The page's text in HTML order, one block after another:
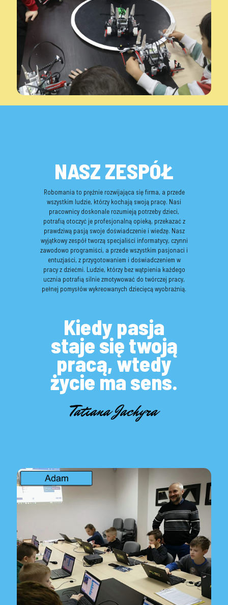
NASZ ZESPÓŁ
Robomania to prężnie rozwijająca się firma, a przede
wszystkim ludzie, którzy kochają swoją pracę. Nasi
pracownicy doskonale rozumieją potrzeby dzieci,
potrafią otoczyć je profesjonalną opieką, przekazać z
prawdziwą pasją swoje doświadczenie i wiedzę. Nasz
wyjątkowy zespół tworzą specjaliści informatycy, czynni
zawodowo programiści, a przede wszystkim pasjonaci i
entuzjaści, z przygotowaniem i doświadczeniem w
pracy z dziećmi. Ludzie, którzy bez wątpienia każdego
ucznia potrafią silnie zmotywować do twórczej pracy,
pełnej pomysłów wykreowanych dziecięcą wyobraźnią.
Kiedy pasja
staje się twoją
pracą, wtedy
życie ma sens.
Tatiana Jachyra